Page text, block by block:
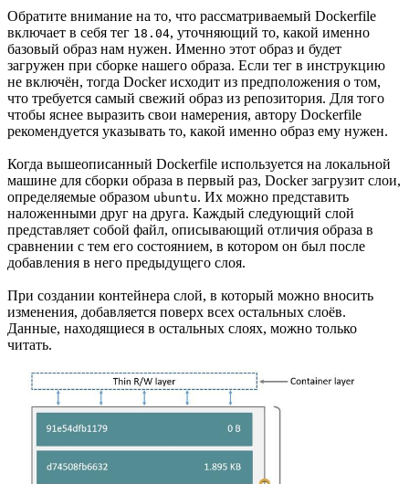
Обратите внимание на то, что рассматриваемый Dockerfile
включает в себя тег 18.04, уточняющий то, какой именно
базовый образ нам нужен. Именно этот образ и будет
загружен при сборке нашего образа. Если тег в инструкцию
не включён, тогда Docker исходит из предположения о том,
что требуется самый свежий образ из репозитория. Для того
чтобы яснее выразить свои намерения, автору Dockerfile
рекомендуется указывать то, какой именно образ ему нужен.
Когда вышеописанный Dockerfile используется на локальной
машине для сборки образа в первый раз, Docker загрузит слои,
определяемые образом ubuntu. Их можно представить
наложенными друг на друга. Каждый следующий слой
представляет собой файл, описывающий отличия образа в
сравнении с тем его состоянием, в котором он был после
добавления в него предыдущего слоя.
При создании контейнера слой, в который можно вносить
изменения, добавляется поверх всех остальных слоёв.
Данные, находящиеся в остальных слоях, можно только
читать.